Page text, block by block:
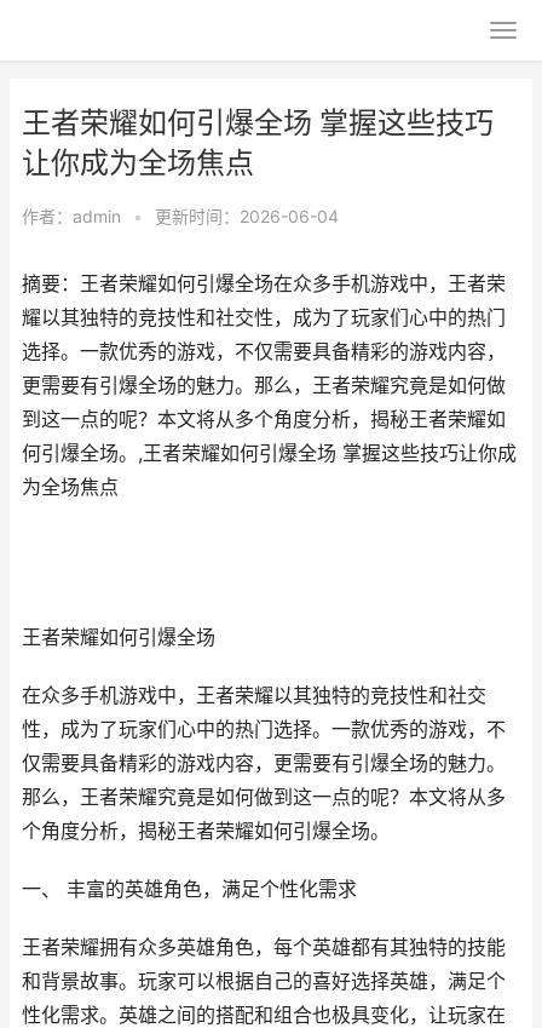
王者荣耀如何引爆全场 掌握这些技巧
让你成为全场焦点
作者： admin • 更新时间：2026-06-04
摘要：王者荣耀如何引爆全场在众多手机游戏中，王者荣
耀以其独特的竞技性和社交性，成为了玩家们心中的热门
选择。一款优秀的游戏，不仅需要具备精彩的游戏内容，
更需要有引爆全场的魅力。那么，王者荣耀究竟是如何做
到这一点的呢？本文将从多个角度分析，揭秘王者荣耀如
何引爆全场。,王者荣耀如何引爆全场 掌握这些技巧让你成
为全场焦点
王者荣耀如何引爆全场
在众多手机游戏中，王者荣耀以其独特的竞技性和社交
性，成为了玩家们心中的热门选择。一款优秀的游戏，不
仅需要具备精彩的游戏内容，更需要有引爆全场的魅力。
那么，王者荣耀究竟是如何做到这一点的呢？本文将从多
个角度分析，揭秘王者荣耀如何引爆全场。
一、 丰富的英雄角色，满足个性化需求
王者荣耀拥有众多英雄角色，每个英雄都有其独特的技能
和背景故事。玩家可以根据自己的喜好选择英雄，满足个
性化需求。英雄之间的搭配和组合也极具变化，让玩家在